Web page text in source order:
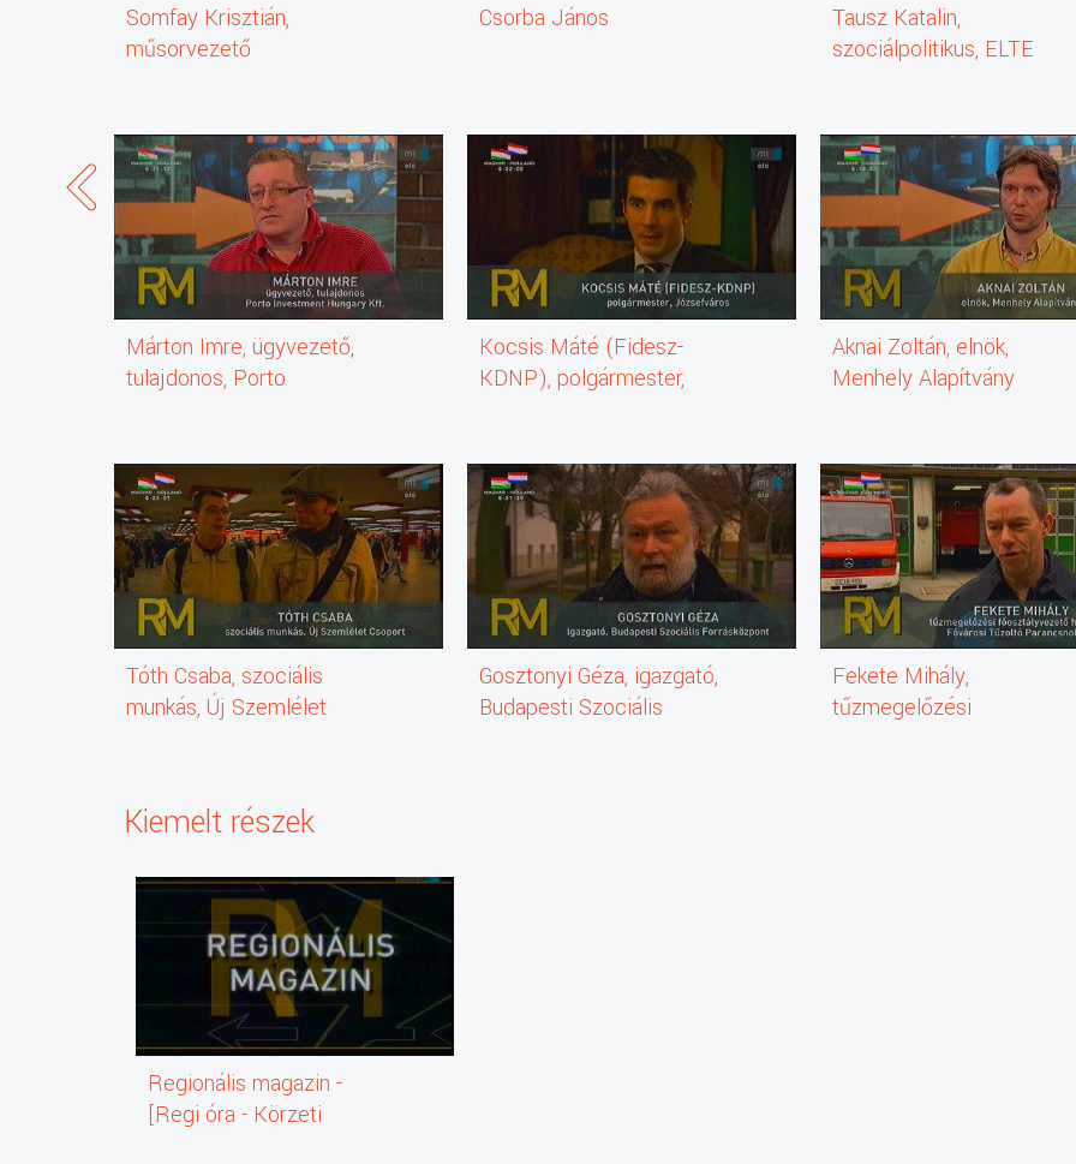
Somfay Krisztián,
műsorvezető
Márton Imre, ügyvezető,
tulajdonos, Porto
Tóth Csaba, szociális
munkás, Új Szemlélet
Csorba János
Kocsis Máté (Fidesz-
KDNP), polgármester,
Gosztonyi Géza, igazgató,
Budapesti Szociális
Tausz Katalin,
szociálpolitikus, ELTE
Aknai Zoltán, elnök,
Menhely Alapítvány
Fekete Mihály,
tűzmegelőzési
Kiemelt részek
Regionális magazin -
[Regi óra - Körzeti